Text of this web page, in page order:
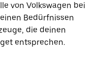
von Volkswagen bei
Bedürfnissen
die deinen
entsprechen.